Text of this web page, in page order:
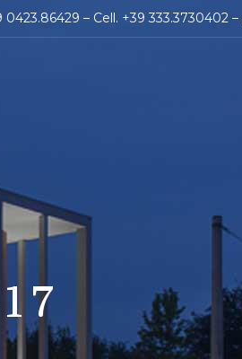
0423.86429 – Cell. +39 333.3730402 –